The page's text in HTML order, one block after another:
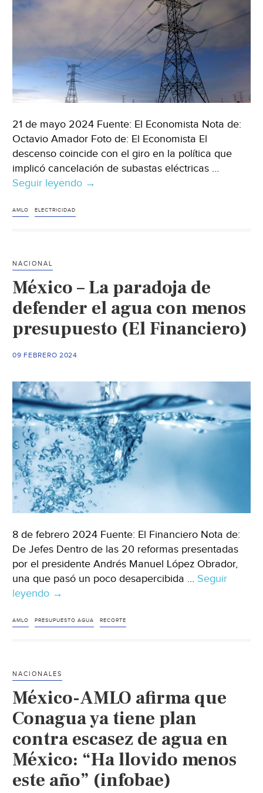
21 de mayo 2024 Fuente: El Economista Nota de:
Octavio Amador Foto de: El Economista El
descenso coincide con el giro en la política que
implicó cancelación de subastas eléctricas …
Seguir leyendo México
agua
caen
por
primera
sexenios
(El
Economista)
→
AMLO ELECTRICIDAD
NACIONAL
México – La paradoja de
defender el agua con menos
presupuesto (El Financiero)
09 FEBRERO 2024
8 de febrero 2024 Fuente: El Financiero Nota de:
De Jefes Dentro de las 20 reformas presentadas
por el presidente Andrés Manuel López Obrador,
una que pasó un poco desapercibida … Seguir
leyendo México
La
el
agua
menos
presupuesto
(El
Financiero)
→
AMLO PRESUPUESTO AGUA RECORTE
NACIONALES
México-AMLO afirma que
Conagua ya tiene plan
contra escasez de agua en
México: “Ha llovido menos
este año” (infobae)